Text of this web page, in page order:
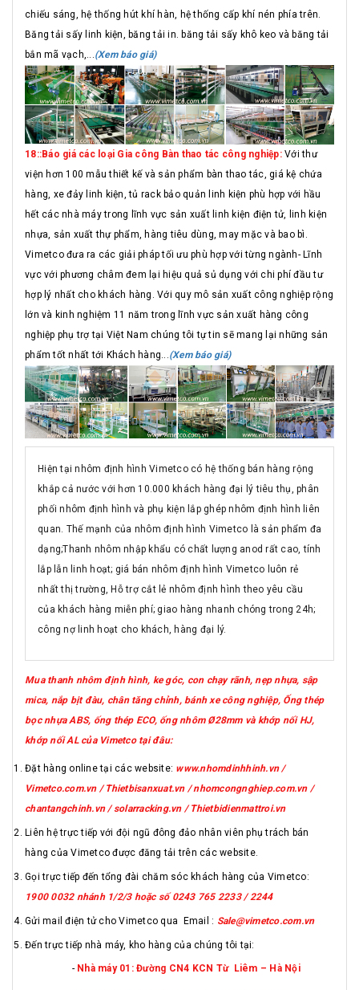
chiếu sáng, hệ thống hút khí hàn, hệ thống cấp khí nén phía trên.
Băng tải sấy linh kiện, băng tải in. băng tải sấy khô keo và băng tải
bắn mã vạch,... (Xem báo giá)
18::Báo giá các loại Gia công Bàn thao tác công nghiệp: Với thư
viện hơn 100 mẫu thiết kế và sản phẩm bàn thao tác, giá kệ chứa
hàng, xe đảy linh kiện, tủ rack bảo quản linh kiện phù hợp với hầu
hết các nhà máy trong lĩnh vực sản xuất linh kiện điện tử, linh kiện
nhựa, sản xuất thự phẩm, hàng tiêu dùng, may mặc và bao bì.
Vimetco đưa ra các giải pháp tối ưu phù hợp với từng ngành- Lĩnh
vực với phương châm đem lại hiệu quả sủ dụng với chi phí đầu tư
hợp lý nhất cho khách hàng. Với quy mô sản xuất công nghiệp rộng
lớn và kinh nghiệm 11 năm trong lĩnh vực sản xuất hàng công
nghiệp phụ trợ tại Việt Nam chúng tôi tự tin sẽ mang lại những sản
phẩm tốt nhất tới Khách hàng... (Xem báo giá)
Hiện tại nhôm định hình Vimetco có hệ thống bán hàng rộng
khắp cả nước với hơn 10.000 khách hàng đại lý tiêu thụ, phân
phối nhôm định hình và phụ kiện lắp ghép nhôm định hình liên
quan. Thế mạnh của nhôm định hình Vimetco là sản phẩm đa
dạng;Thanh nhôm nhập khẩu có chất lượng anod rất cao, tính
lắp lẫn linh hoạt; giá bán nhôm định hình Vimetco luôn rẻ
nhất thị trường, Hỗ trợ cắt lẻ nhôm định hình theo yêu cầu
của khách hàng miễn phí; giao hàng nhanh chóng trong 24h;
công nợ linh hoạt cho khách, hàng đại lý.
Mua thanh nhôm định hình, ke góc, con chạy rãnh, nẹp nhựa, sập
mica, nắp bịt đàu, chân tăng chỉnh, bánh xe công nghiệp, Ống thép
bọc nhựa ABS, ống thép ECO, ống nhôm Ø28mm và khớp nối HJ,
khớp nối AL của Vimetco tại đâu:
Đặt hàng online tại các website: www.nhomdinhhinh.vn /
Vimetco.com.vn / Thietbisanxuat.vn / nhomcongnghiep.com.vn /
chantangchinh.vn / solarracking.vn / Thietbidienmattroi.vn
Liên hệ trực tiếp với đội ngũ đông đảo nhân viên phụ trách bán
hàng của Vimetco được đăng tải trên các website.
Gọi trực tiếp đến tổng đài chăm sóc khách hàng của Vimetco:
1900 0032 nhánh 1/2/3 hoặc số 0243 765 2233 / 2244
Gửi mail điện tử cho Vimetco qua Email : Sale@vimetco.com.vn
Đến trực tiếp nhà máy, kho hàng của chúng tôi tại:
- Nhà máy 01: Đường CN4 KCN Từ Liêm – Hà Nội